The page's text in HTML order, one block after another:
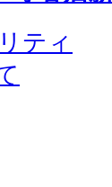
ティ